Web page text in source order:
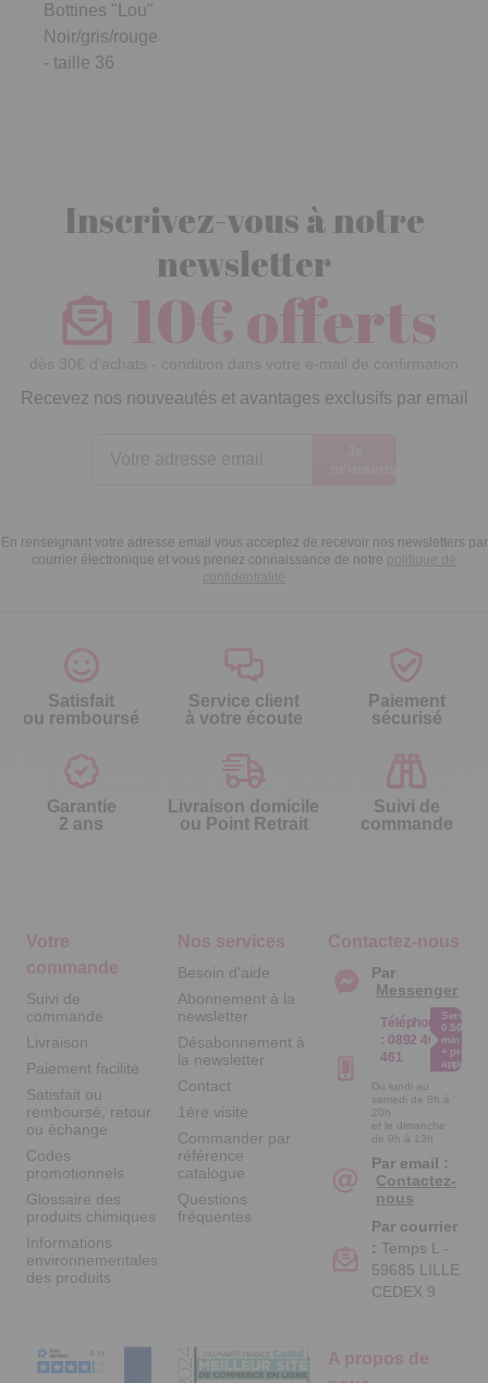
Bottines "Lou"
Noir/gris/rouge
- taille 36
Inscrivez-vous à notre
newsletter
10€ offerts
dès 30€ d’achats - condition dans votre e-mail de confirmation
Recevez nos nouveautés et avantages exclusifs par email
En renseignant votre adresse email vous acceptez de recevoir nos newsletters par
courrier électronique et vous prenez connaissance de notre politique de
confidentialité
Satisfait
ou remboursé
Service client
à votre écoute
Paiement
sécurisé
Garantie
2 ans
Livraison domicile
ou Point Retrait
Suivi de
commande
Votre
commande
Suivi de
commande
Livraison
Paiement facilité
Satisfait ou
remboursé, retour
ou échange
Codes
promotionnels
Glossaire des
produits chimiques
Informations
environnementales
des produits
Nos services
Besoin d'aide
Abonnement à la
newsletter
Désabonnement à
la newsletter
Contact
1ère visite
Commander par
référence
catalogue
Questions
fréquentes
A propos de
Contactez-nous
Par
Messenger
Téléphone
: 0892 461
461
Service
0.50€ /
min
+ prix
appel
Du lundi au
samedi de 8h à
20h
et le dimanche
de 9h à 13h
Par email :
Contactez-
nous
Par courrier
: Temps L -
59685 LILLE
CEDEX 9